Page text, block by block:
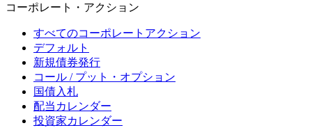
コーポレート・アクション
すべてのコーポレートアクション
デフォルト
新規債券発行
コール / プット・オプション
国債入札
配当カレンダー
投資家カレンダー